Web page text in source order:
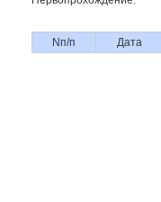
Nп/п Дата